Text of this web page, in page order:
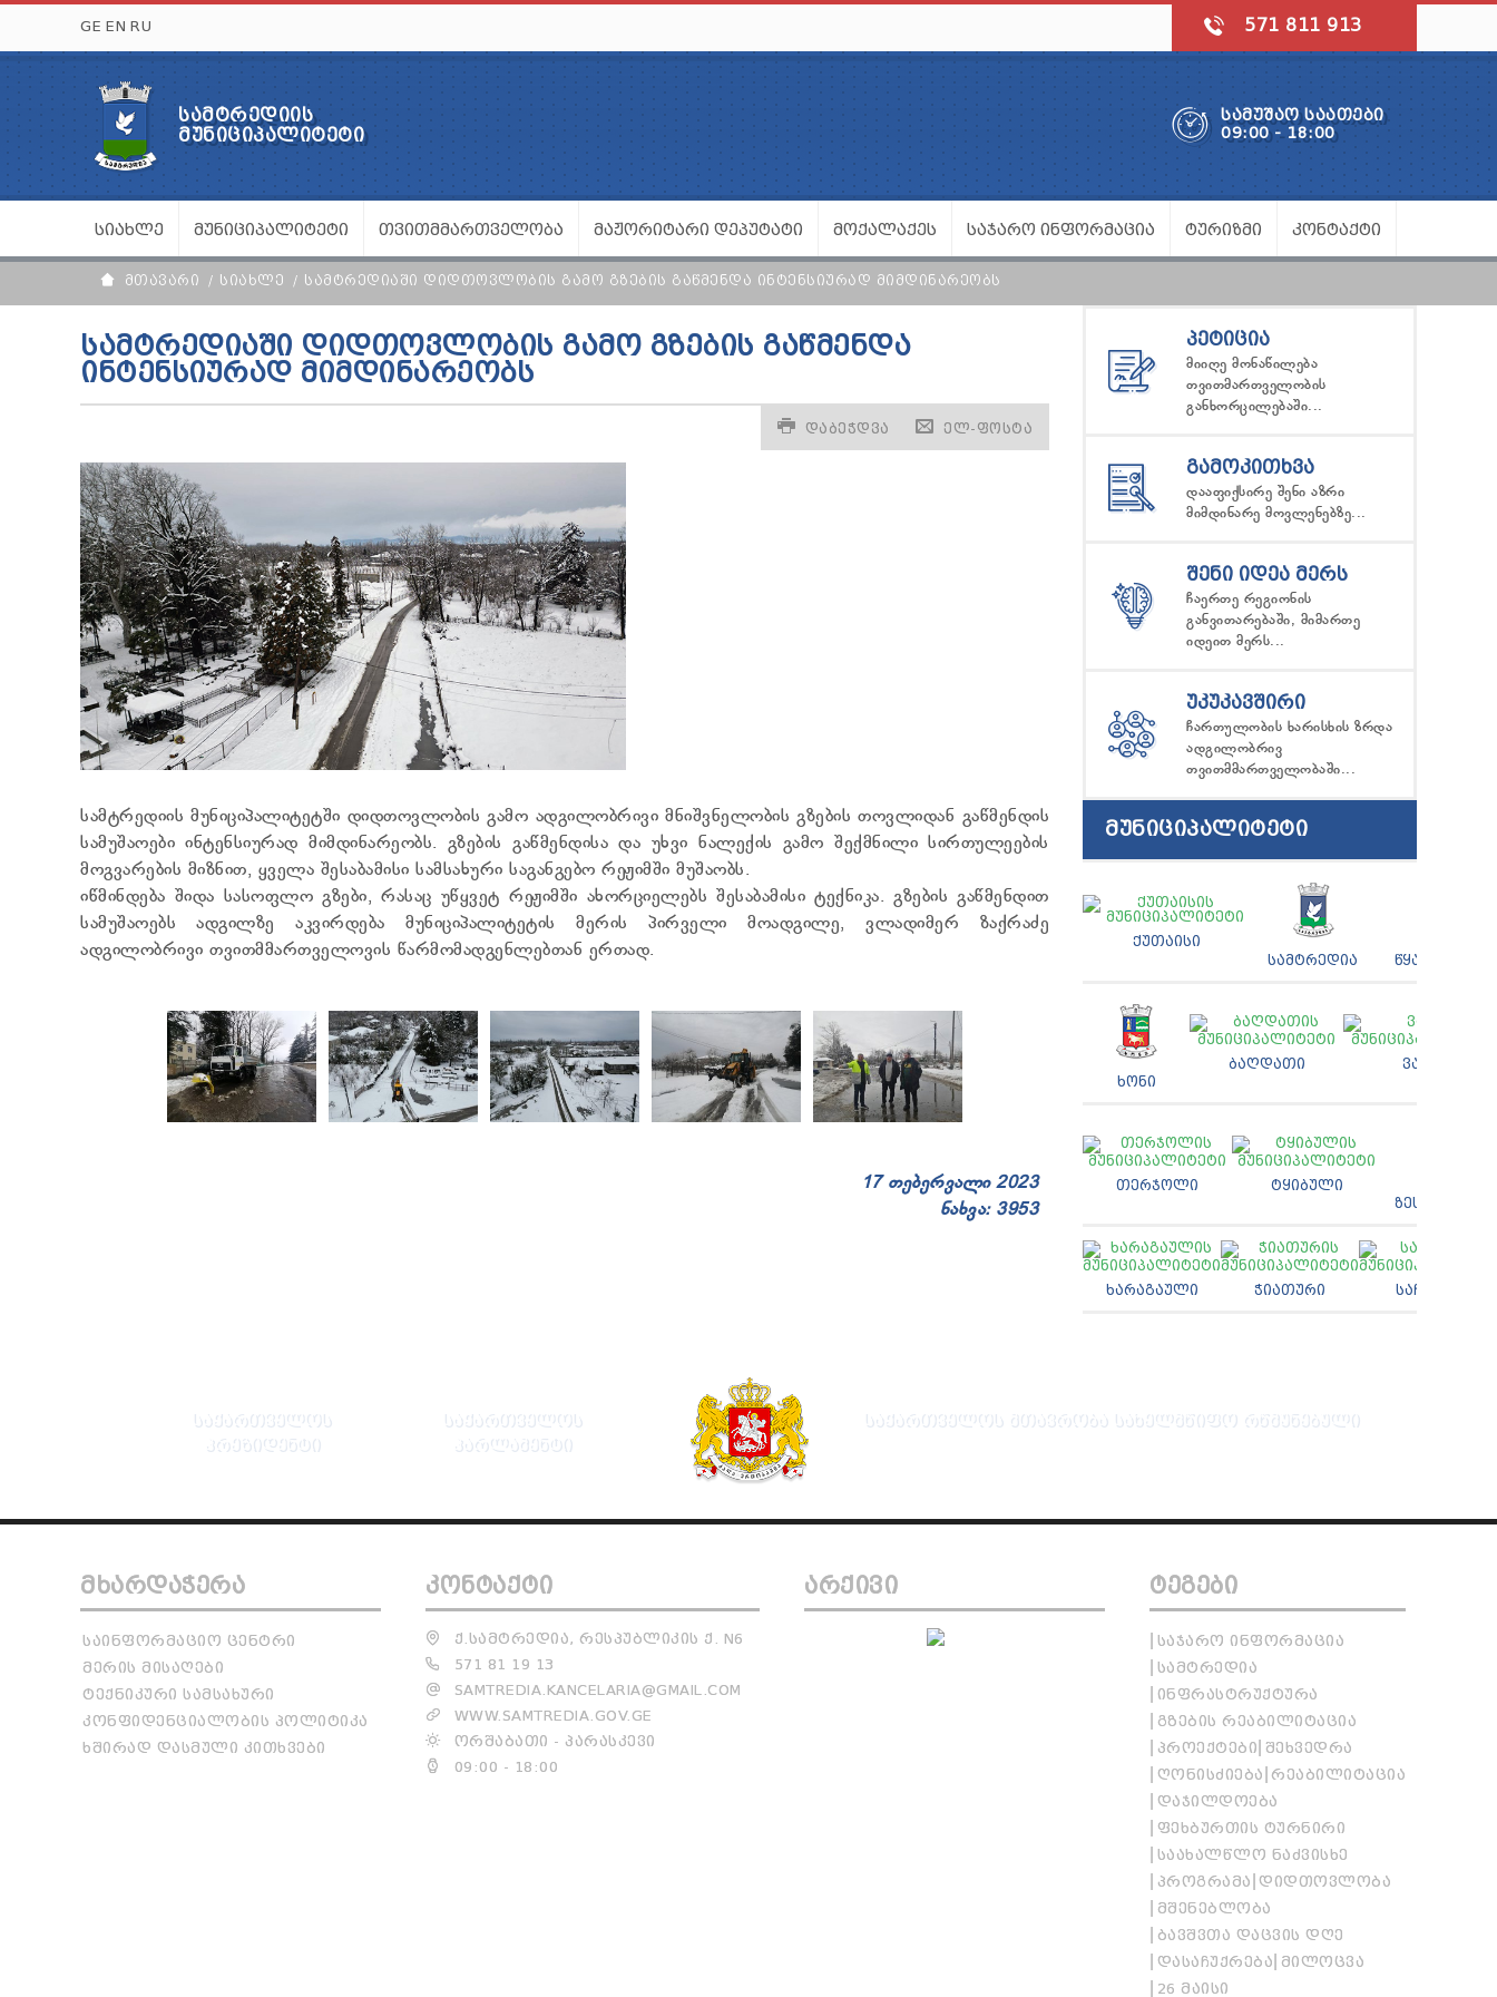
GE EN RU 571 811 913
ᲡᲐᲛᲢᲠᲔᲓᲘᲘᲡ
ᲛᲣᲜᲘᲪᲘᲞᲐᲚᲘᲢᲔᲢᲘ
ᲡᲐᲛᲣᲨᲐᲝ ᲡᲐᲐᲗᲔᲑᲘ
09:00 - 18:00
ᲡᲘᲐᲮᲚᲔ ᲛᲣᲜᲘᲪᲘᲞᲐᲚᲘᲢᲔᲢᲘ ᲗᲕᲘᲗᲛᲛᲐᲠᲗᲕᲔᲚᲝᲑᲐ ᲛᲐᲟᲝᲠᲘᲢᲐᲠᲘ ᲓᲔᲞᲣᲢᲐᲢᲘ ᲛᲝᲥᲐᲚᲐᲥᲔᲡ ᲡᲐᲯᲐᲠᲝ ᲘᲜᲤᲝᲠᲛᲐᲪᲘᲐ ᲢᲣᲠᲘᲖᲛᲘ ᲙᲝᲜᲢᲐᲥᲢᲘ
ᲛᲗᲐᲕᲐᲠᲘ ᲡᲘᲐᲮᲚᲔ ᲡᲐᲛᲢᲠᲔᲓᲘᲐᲨᲘ ᲓᲘᲓᲗᲝᲕᲚᲝᲑᲘᲡ ᲒᲐᲛᲝ ᲒᲖᲔᲑᲘᲡ ᲒᲐᲬᲛᲔᲜᲓᲐ ᲘᲜᲢᲔᲜᲡᲘᲣᲠᲐᲓ ᲛᲘᲛᲓᲘᲜᲐᲠᲔᲝᲑᲡ
ᲡᲐᲛᲢᲠᲔᲓᲘᲐᲨᲘ ᲓᲘᲓᲗᲝᲕᲚᲝᲑᲘᲡ ᲒᲐᲛᲝ ᲒᲖᲔᲑᲘᲡ ᲒᲐᲬᲛᲔᲜᲓᲐ
ᲘᲜᲢᲔᲜᲡᲘᲣᲠᲐᲓ ᲛᲘᲛᲓᲘᲜᲐᲠᲔᲝᲑᲡ
ᲓᲐᲑᲔᲭᲓᲕᲐ ᲔᲚ-ᲤᲝᲡᲢᲐ
სამტრედიის მუნიციპალიტეტში დიდთოვლობის გამო ადგილობრივი მნიშვნელობის გზების თოვლიდან გაწმენდის
სამუშაოები ინტენსიურად მიმდინარეობს. გზების გაწმენდისა და უხვი ნალექის გამო შექმნილი სირთულეების
მოგვარების მიზნით, ყველა შესაბამისი სამსახური საგანგებო რეჟიმში მუშაობს.
იწმინდება შიდა სასოფლო გზები, რასაც უწყვეტ რეჟიმში ახორციელებს შესაბამისი ტექნიკა. გზების გაწმენდით
სამუშაოებს ადგილზე აკვირდება მუნიციპალიტეტის მერის პირველი მოადგილე, ვლადიმერ ზაქრაძე
ადგილობრივი თვითმმართველოვის წარმომადგენლებთან ერთად.
17 თებერვალი 2023
ნახვა: 3953
ᲞᲔᲢᲘᲪᲘᲐ
მიიღე მონაწილება
თვითმართველობის
განხორცილებაში...
ᲒᲐᲛᲝᲙᲘᲗᲮᲕᲐ
დააფიქსირე შენი აზრი
მიმდინარე მოვლენებზე...
ᲨᲔᲜᲘ ᲘᲓᲔᲐ ᲛᲔᲠᲡ
ჩაერთე რეგიონის
განვითარებაში, მიმართე
იდეით მერს...
ᲣᲙᲣᲙᲐᲕᲨᲘᲠᲘ
ჩართულობის ხარისხის ზრდა
ადგილობრივ
თვითმმართველობაში...
ᲛᲣᲜᲘᲪᲘᲞᲐᲚᲘᲢᲔᲢᲘ
ᲥᲣᲗᲐᲘᲡᲘ
ᲡᲐᲛᲢᲠᲔᲓᲘᲐ
ᲬᲧᲐᲚᲢᲣᲑᲝ
ᲮᲝᲜᲘ
ᲑᲐᲦᲓᲐᲗᲘ ᲕᲐᲜᲘ
ᲗᲔᲠᲯᲝᲚᲘ
ᲢᲧᲘᲑᲣᲚᲘ
ᲖᲔᲡᲢᲐᲤᲝᲜᲘ
ᲮᲐᲠᲐᲒᲐᲣᲚᲘ ᲭᲘᲐᲗᲣᲠᲘ ᲡᲐᲩᲮᲔᲠᲘ
ᲡᲐᲥᲐᲠᲗᲕᲔᲚᲝᲡ
ᲞᲠᲔᲖᲘᲓᲔᲜᲢᲘ
ᲡᲐᲥᲐᲠᲗᲕᲔᲚᲝᲡ
ᲞᲐᲠᲚᲐᲛᲔᲜᲢᲘ
ᲡᲐᲥᲐᲠᲗᲕᲔᲚᲝᲡ ᲛᲗᲐᲕᲠᲝᲑᲐ ᲡᲐᲮᲔᲚᲛᲬᲘᲤᲝ ᲠᲬᲛᲣᲜᲔᲑᲣᲚᲘ
ᲛᲮᲐᲠᲓᲐᲭᲔᲠᲐ
ᲡᲐᲘᲜᲤᲝᲠᲛᲐᲪᲘᲝ ᲪᲔᲜᲢᲠᲘ
ᲛᲔᲠᲘᲡ ᲛᲘᲡᲐᲦᲔᲑᲘ
ᲢᲔᲥᲜᲘᲙᲣᲠᲘ ᲡᲐᲛᲡᲐᲮᲣᲠᲘ
ᲙᲝᲜᲤᲘᲓᲔᲜᲪᲘᲐᲚᲝᲑᲘᲡ ᲞᲝᲚᲘᲢᲘᲙᲐ
ᲮᲨᲘᲠᲐᲓ ᲓᲐᲡᲛᲣᲚᲘ ᲙᲘᲗᲮᲕᲔᲑᲘ
ᲙᲝᲜᲢᲐᲥᲢᲘ
Ქ.ᲡᲐᲛᲢᲠᲔᲓᲘᲐ, ᲠᲔᲡᲞᲣᲑᲚᲘᲙᲘᲡ Ქ. N6
571 81 19 13
SAMTREDIA.KANCELARIA@GMAIL.COM
WWW.SAMTREDIA.GOV.GE
ᲝᲠᲨᲐᲑᲐᲗᲘ - ᲞᲐᲠᲐᲡᲙᲔᲕᲘ
09:00 - 18:00
ᲐᲠᲥᲘᲕᲘ ᲢᲔᲒᲔᲑᲘ
ᲡᲐᲯᲐᲠᲝ ᲘᲜᲤᲝᲠᲛᲐᲪᲘᲐ
ᲡᲐᲛᲢᲠᲔᲓᲘᲐ
ᲘᲜᲤᲠᲐᲡᲢᲠᲣᲥᲢᲣᲠᲐ
ᲒᲖᲔᲑᲘᲡ ᲠᲔᲐᲑᲘᲚᲘᲢᲐᲪᲘᲐ
ᲞᲠᲝᲔᲥᲢᲔᲑᲘ ᲨᲔᲮᲕᲔᲓᲠᲐ
ᲦᲝᲜᲘᲡᲫᲘᲔᲑᲐ ᲠᲔᲐᲑᲘᲚᲘᲢᲐᲪᲘᲐ
ᲓᲐᲯᲘᲚᲓᲝᲔᲑᲐ
ᲤᲔᲮᲑᲣᲠᲗᲘᲡ ᲢᲣᲠᲜᲘᲠᲘ
ᲡᲐᲐᲮᲐᲚᲬᲚᲝ ᲜᲐᲫᲕᲘᲡᲮᲔ
ᲞᲠᲝᲒᲠᲐᲛᲐ ᲓᲘᲓᲗᲝᲕᲚᲝᲑᲐ
ᲛᲨᲔᲜᲔᲑᲚᲝᲑᲐ
ᲑᲐᲕᲨᲕᲗᲐ ᲓᲐᲪᲕᲘᲡ ᲓᲦᲔ
ᲓᲐᲡᲐᲩᲣᲥᲠᲔᲑᲐ ᲛᲘᲚᲝᲪᲕᲐ
26 ᲛᲐᲘᲡᲘ